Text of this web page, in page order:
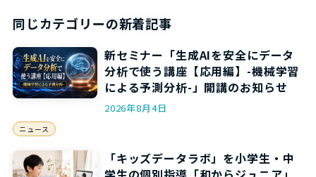
同じカテゴリーの新着記事
新セミナー「生成AIを安全にデータ
分析で使う講座【応用編】-機械学習
による予測分析-」開講のお知らせ
2026年8月4日
ニュース
「キッズデータラボ」を小学生・中